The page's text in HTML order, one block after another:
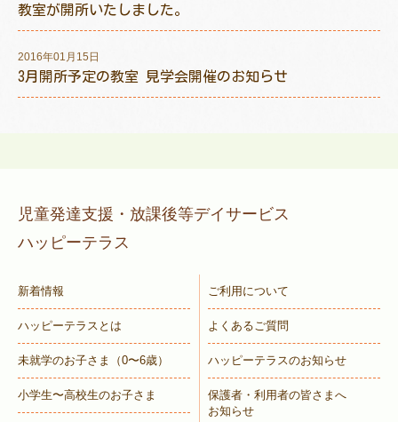
教室が開所いたしました。
2016年01月15日
3月開所予定の教室 見学会開催のお知らせ
児童発達支援・放課後等デイサービス
ハッピーテラス
新着情報
ハッピーテラスとは
未就学のお子さま （0〜6歳）
小学生〜高校生のお子さま
ご利用について
よくあるご質問
ハッピーテラスのお知らせ
保護者・利用者の皆さまへ
お知らせ